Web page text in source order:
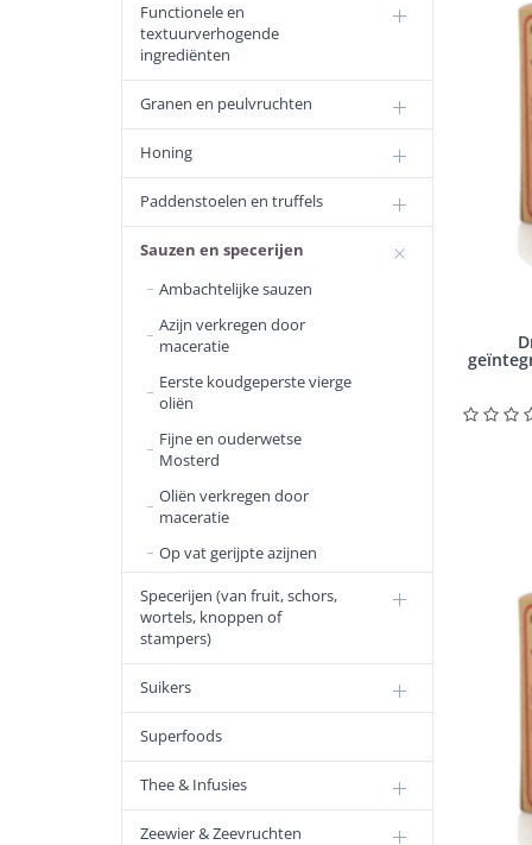
Functionele en
textuurverhogende
ingrediënten
Granen en peulvruchten
Honing
Paddenstoelen en truffels
Sauzen en specerijen
Ambachtelijke sauzen
Azijn verkregen door
maceratie
Eerste koudgeperste vierge
oliën
Fijne en ouderwetse
Mosterd
Oliën verkregen door
maceratie
Op vat gerijpte azijnen
Specerijen (van fruit, schors,
wortels, knoppen of
stampers)
Suikers
Superfoods
Thee & Infusies
Zeewier & Zeevruchten